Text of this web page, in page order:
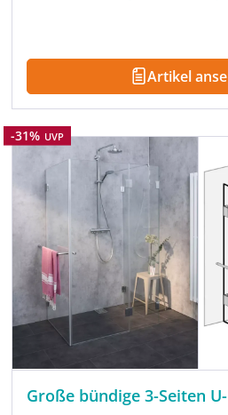
Artikel
Rabatt
-31% UVP
Große bündige 3-Seiten